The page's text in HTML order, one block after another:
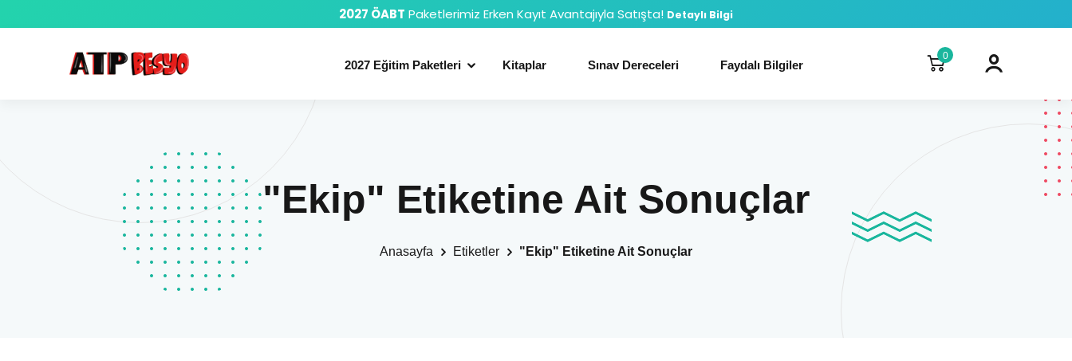
2027 ÖABT Paketlerimiz Erken Kayıt Avantajıyla Satışta! Detaylı Bilgi
2027 Eğitim Paketleri Kitaplar Sınav Dereceleri Faydalı Bilgiler
0
"Ekip" Etiketine Ait Sonuçlar
Anasayfa Etiketler "Ekip" Etiketine Ait Sonuçlar